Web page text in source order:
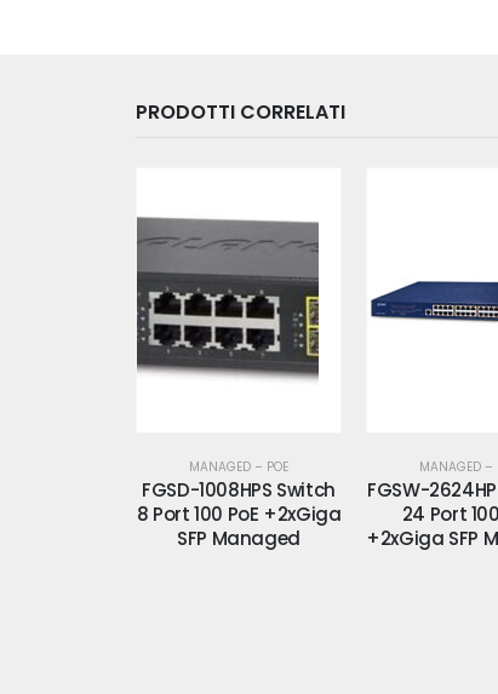
PRODOTTI CORRELATI
MANAGED – POE
FGSW-2624HPS Switch
24 Port 100 PoE
+2xGiga SFP Managed
MANAGED –
FGSW-
Switch 24 Port
+2xGiga SFP